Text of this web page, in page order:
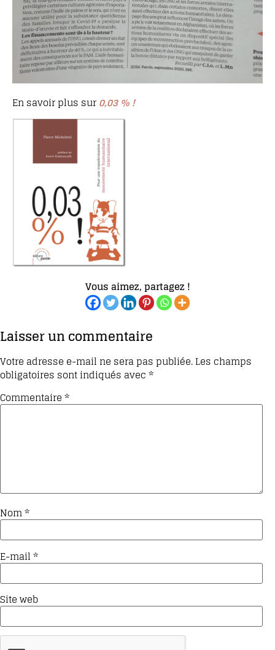
En savoir plus sur0,03 % !
Vous aimez, partagez !
Laisser un commentaire
Votre adresse e-mail ne sera pas publiée.Les champs
obligatoires sont indiqués avec*
Commentaire*
Nom*
E-mail*
Site web